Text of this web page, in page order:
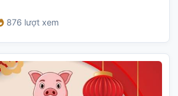
876 lượt xem